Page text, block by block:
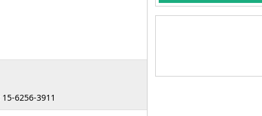
15-6256-3911